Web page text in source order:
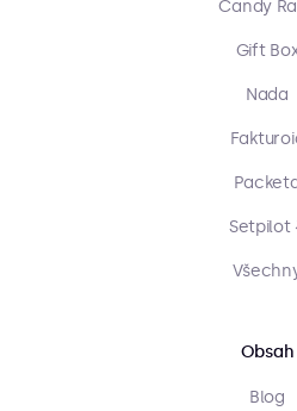
Candy
Gift
Nada
Setpilot
Obsah
Blog